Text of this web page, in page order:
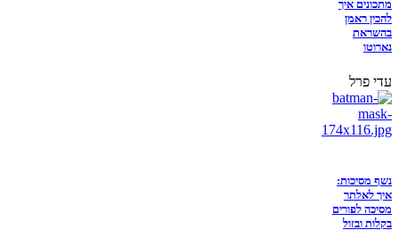
מתכונים איך
להכין ראמן
בהשראת
נארוטו
עדי פרל
נשף מסיכות:
איך לאלתר
מסיכה לפורים
בקלות ובזול